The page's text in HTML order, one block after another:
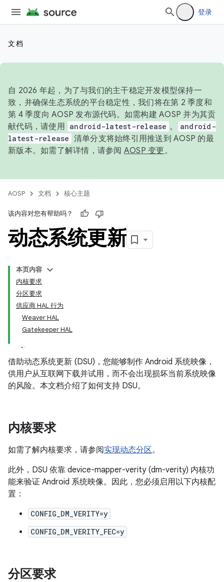
登录
文档
自 2026 年起，为了与我们的主干稳定开发模型保持一
致，并确保生态系统的平台稳定性，我们将在第 2 季度和
第 4 季度向 AOSP 发布源代码。如需构建 AOSP 并为其贡
献代码，请使用 android-latest-release 。
android-
latest-release 清单分支将始终引用推送到 AOSP 的最
新版本。如需了解详情，请参阅 AOSP 变更。
AOSP 文档 核心主题
该内容对您有帮助吗？
动态系统更新
本页内容
内核要求
分区要求
供应商 HAL 行为
Weaver HAL
Gatekeeper HAL
借助动态系统更新 (DSU)，您能够制作 Android 系统映像，
供用户从互联网下载并试用，而不会出现损坏当前系统映像
的风险。本文档介绍了如何支持 DSU。
内核要求
如需了解内核要求，请参阅实现动态分区。
此外，DSU 依靠 device-mapper-verity (dm-verity) 内核功
能来验证 Android 系统映像。因此，您必须启用以下内核配
置：
CONFIG_DM_VERITY=y
CONFIG_DM_VERITY_FEC=y
分区要求